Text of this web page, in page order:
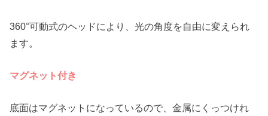
360°可動式のヘッドにより、光の角度を自由に変えられ
ます。
マグネット付き
底面はマグネットになっているので、金属にくっつけれ